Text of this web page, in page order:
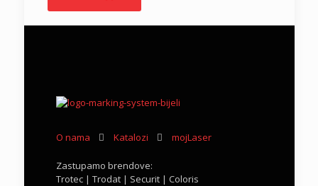
O nama Katalozi mojLaser
Zastupamo brendove:
Trotec | Trodat | Securit | Coloris